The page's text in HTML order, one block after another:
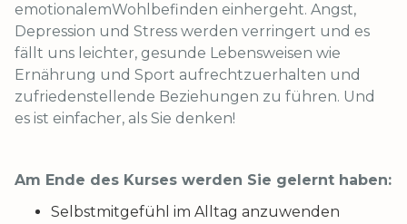
emotionalemWohlbefinden einhergeht. Angst,
Depression und Stress werden verringert und es
fällt uns leichter, gesunde Lebensweisen wie
Ernährung und Sport aufrechtzuerhalten und
zufriedenstellende Beziehungen zu führen. Und
es ist einfacher, als Sie denken!
Am Ende des Kurses werden Sie gelernt haben:
Selbstmitgefühl im Alltag anzuwenden